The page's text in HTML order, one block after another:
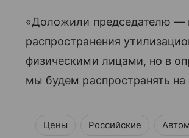
«Доложили председателю —
распространения
физическими лицами, но в
мы будем распространять
Цены Российские